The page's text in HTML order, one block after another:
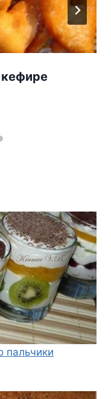
пальчики